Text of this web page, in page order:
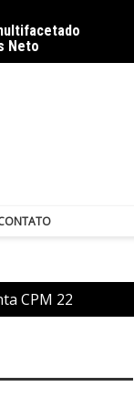
Neto
CPM 22